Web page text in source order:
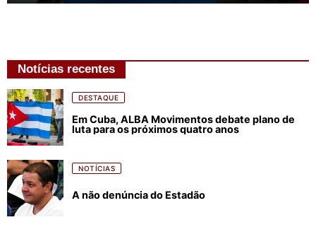
Notícias recentes
DESTAQUE
Em Cuba, ALBA Movimentos debate plano de
luta para os próximos quatro anos
NOTÍCIAS
A não denúncia do Estadão